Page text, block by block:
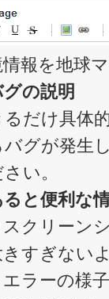
報を地球
グの説明
だけ具体
グが発生
い。
ると便利な
クリーン
すぎない
ラーの様子